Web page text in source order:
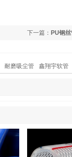
下一篇： PU钢
耐磨吸尘管 鑫翔宇软管